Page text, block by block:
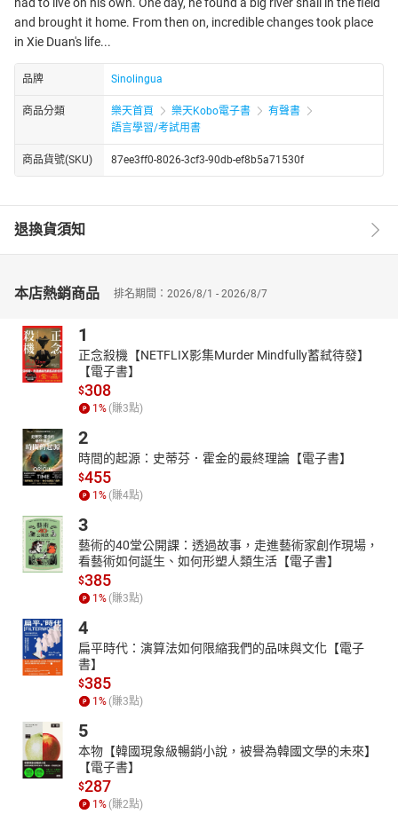
and brought it home. From then on, incredible changes took place
in Xie Duan's life...
品牌 Sinolingua
商品分類 樂天首頁 樂天Kobo電子書
有聲書
語言學習/考試用書
商品貨號(SKU) 87ee3ff0-8026-3cf3-90db-ef8b5a71530f
退換貨須知
本店熱銷商品 排名期間：2026/8/1 - 2026/8/7
1
正念殺機【NETFLIX影集Murder Mindfully蓄弒待發】
【電子書】
$308
1% (賺3點)
2
時間的起源：史蒂芬．霍金的最終理論【電子書】
$455
1% (賺4點)
3
藝術的40堂公開課：透過故事，走進藝術家創作現場，
看藝術如何誕生、如何形塑人類生活【電子書】
$385
1% (賺3點)
4
扁平時代：演算法如何限縮我們的品味與文化【電子
書】
$385
1% (賺3點)
5
本物【韓國現象級暢銷小說，被譽為韓國文學的未來】
【電子書】
$287
1% (賺2點)